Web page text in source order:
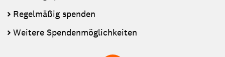
Regelmäßig spenden
Weitere Spendenmöglichkeiten